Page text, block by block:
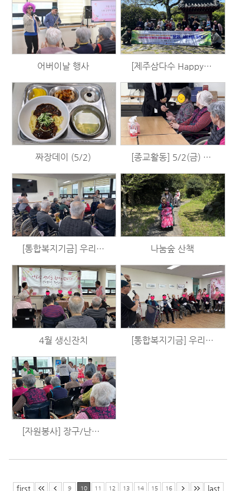
어버이날 행사 [제주삼다수 Happy+] 일회용 카메라 사용법 배우기 및 혼인지 출사 (5/4)
짜장데이 (5/2) [종교활동] 5/2(금) 표선성당 미사
[통합복지기금] 우리는 시니어 예술가 시즌2 - 체육활동 (4/30) 나눔숲 산책
4월 생신잔치 [통합복지기금] 우리는 시니어 예술가 시즌2 - 음악활동 (4/17)
[자원봉사] 장구/난타/민요 공연
first 9 10 11 12 13 14 15 16 last